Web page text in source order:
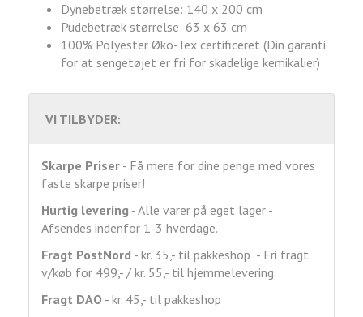
Dynebetræk størrelse: 140 x 200 cm
Pudebetræk størrelse: 63 x 63 cm
100% Polyester Øko-Tex certificeret (Din garanti
for at sengetøjet er fri for skadelige kemikalier)
VI TILBYDER:
Skarpe Priser - Få mere for dine penge med vores
faste skarpe priser!
Hurtig levering - Alle varer på eget lager -
Afsendes indenfor 1-3 hverdage.
Fragt PostNord - kr. 35,- til pakkeshop - Fri fragt
v/køb for 499,- / kr. 55,- til hjemmelevering.
Fragt DAO - kr. 45,- til pakkeshop